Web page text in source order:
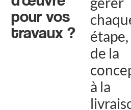
pour vos
travaux ?
étape,
de la
à la